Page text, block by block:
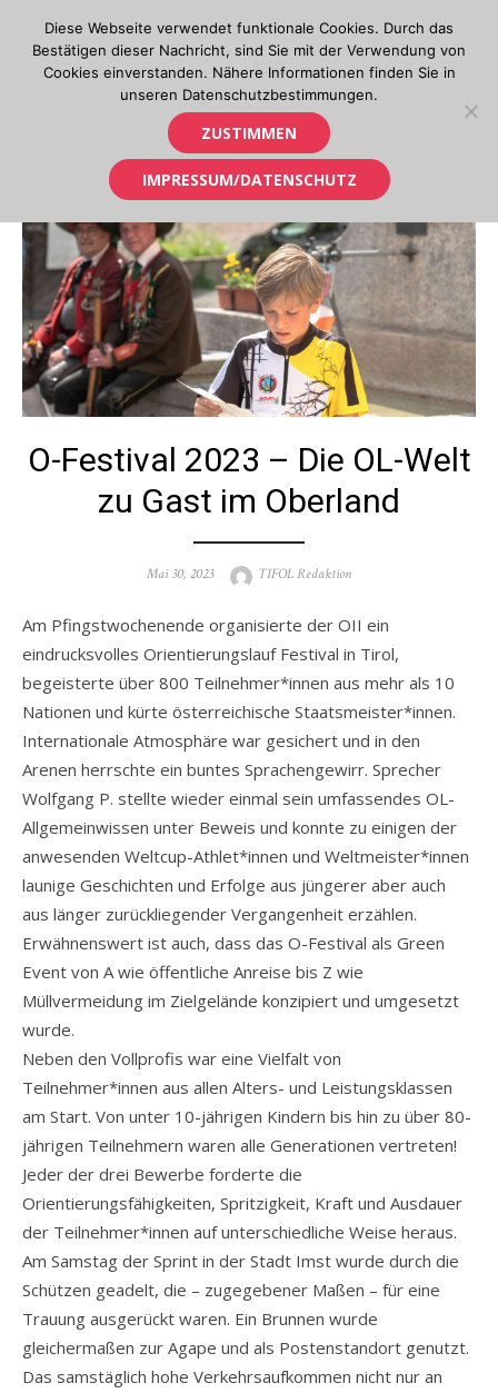
content
Orientierungslauf in Tirol
O-Festival 2023 – Die OL-Welt
zu Gast im Oberland
Posted
Mai 30, 2023 Author
TIFOL Redaktion
Am Pfingstwochenende organisierte der OII ein
eindrucksvolles Orientierungslauf Festival in Tirol,
begeisterte über 800 Teilnehmer*innen aus mehr als 10
Nationen und kürte österreichische Staatsmeister*innen.
Internationale Atmosphäre war gesichert und in den
Arenen herrschte ein buntes Sprachengewirr. Sprecher
Wolfgang P. stellte wieder einmal sein umfassendes OL-
Allgemeinwissen unter Beweis und konnte zu einigen der
anwesenden Weltcup-Athlet*innen und Weltmeister*innen
launige Geschichten und Erfolge aus jüngerer aber auch
aus länger zurückliegender Vergangenheit erzählen.
Erwähnenswert ist auch, dass das O-Festival als Green
Event von A wie öffentliche Anreise bis Z wie
Müllvermeidung im Zielgelände konzipiert und umgesetzt
wurde.
Neben den Vollprofis war eine Vielfalt von
Teilnehmer*innen aus allen Alters- und Leistungsklassen
am Start. Von unter 10-jährigen Kindern bis hin zu über 80-
jährigen Teilnehmern waren alle Generationen vertreten!
Jeder der drei Bewerbe forderte die
Orientierungsfähigkeiten, Spritzigkeit, Kraft und Ausdauer
der Teilnehmer*innen auf unterschiedliche Weise heraus.
Am Samstag der Sprint in der Stadt Imst wurde durch die
Schützen geadelt, die – zugegebener Maßen – für eine
Trauung ausgerückt waren. Ein Brunnen wurde
gleichermaßen zur Agape und als Postenstandort genutzt.
Das samstäglich hohe Verkehrsaufkommen nicht nur an
Diese Webseite verwendet funktionale Cookies. Durch das
Bestätigen dieser Nachricht, sind Sie mit der Verwendung von
Cookies einverstanden. Nähere Informationen finden Sie in
unseren Datenschutzbestimmungen.
ZUSTIMMEN
IMPRESSUM/DATENSCHUTZ